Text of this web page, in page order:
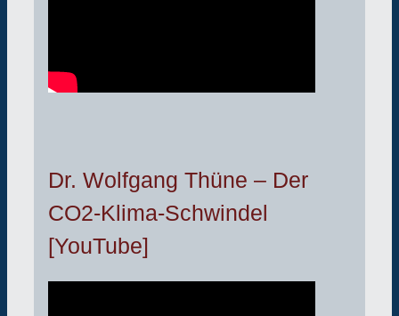
Dr. Wolfgang Thüne – Der
CO2-Klima-Schwindel
[YouTube]